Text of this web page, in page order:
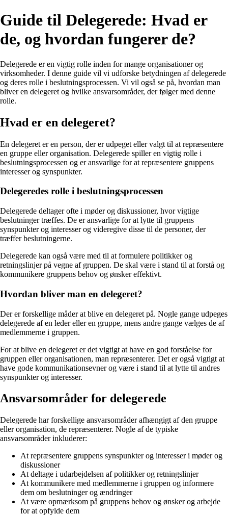
Guide til Delegerede: Hvad er
de, og hvordan fungerer de?
Delegerede er en vigtig rolle inden for mange organisationer og
virksomheder. I denne guide vil vi udforske betydningen af delegerede
og deres rolle i beslutningsprocessen. Vi vil også se på, hvordan man
bliver en delegeret og hvilke ansvarsområder, der følger med denne
rolle.
Hvad er en delegeret?
En delegeret er en person, der er udpeget eller valgt til at repræsentere
en gruppe eller organisation. Delegerede spiller en vigtig rolle i
beslutningsprocessen og er ansvarlige for at repræsentere gruppens
interesser og synspunkter.
Delegeredes rolle i beslutningsprocessen
Delegerede deltager ofte i møder og diskussioner, hvor vigtige
beslutninger træffes. De er ansvarlige for at lytte til gruppens
synspunkter og interesser og videregive disse til de personer, der
træffer beslutningerne.
Delegerede kan også være med til at formulere politikker og
retningslinjer på vegne af gruppen. De skal være i stand til at forstå og
kommunikere gruppens behov og ønsker effektivt.
Hvordan bliver man en delegeret?
Der er forskellige måder at blive en delegeret på. Nogle gange udpeges
delegerede af en leder eller en gruppe, mens andre gange vælges de af
medlemmerne i gruppen.
For at blive en delegeret er det vigtigt at have en god forståelse for
gruppen eller organisationen, man repræsenterer. Det er også vigtigt at
have gode kommunikationsevner og være i stand til at lytte til andres
synspunkter og interesser.
Ansvarsområder for delegerede
Delegerede har forskellige ansvarsområder afhængigt af den gruppe
eller organisation, de repræsenterer. Nogle af de typiske
ansvarsområder inkluderer:
At repræsentere gruppens synspunkter og interesser i møder og
diskussioner
At deltage i udarbejdelsen af politikker og retningslinjer
At kommunikere med medlemmerne i gruppen og informere
dem om beslutninger og ændringer
At være opmærksom på gruppens behov og ønsker og arbejde
for at opfylde dem